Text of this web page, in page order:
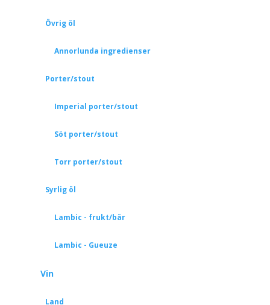
Övrig öl
Annorlunda ingredienser
Porter/stout
Imperial porter/stout
Söt porter/stout
Torr porter/stout
Syrlig öl
Lambic - frukt/bär
Lambic - Gueuze
Vin
Land